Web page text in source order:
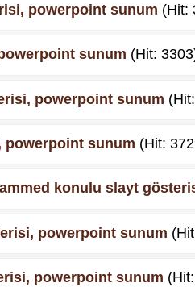
powerpoint sunum (Hit:
sunum (Hit:
powerpoint sunum
powerpoint sunum (Hit:
konulu slayt
powerpoint sunum
powerpoint sunum